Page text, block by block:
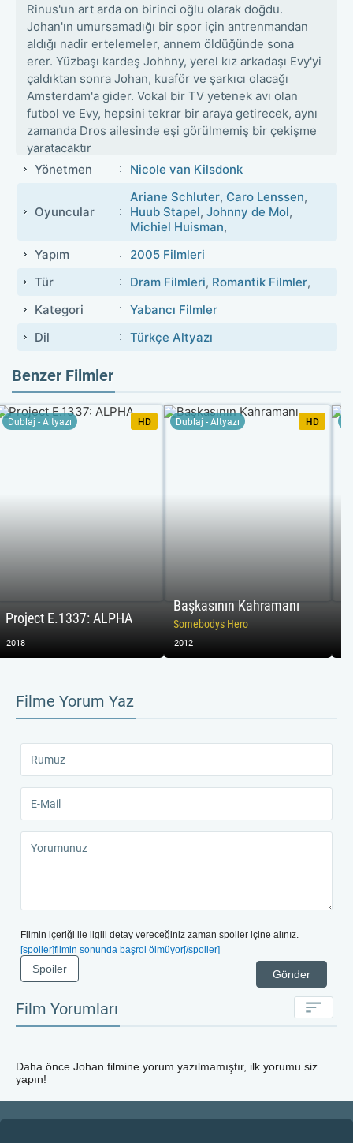
Rinus'un art arda on birinci oğlu olarak doğdu.
Johan'ın umursamadığı bir spor için antrenmandan
aldığı nadir ertelemeler, annem öldüğünde sona
erer. Yüzbaşı kardeş Johhny, yerel kız arkadaşı Evy'yi
çaldıktan sonra Johan, kuaför ve şarkıcı olacağı
Amsterdam'a gider. Vokal bir TV yetenek avı olan
futbol ve Evy, hepsini tekrar bir araya getirecek, aynı
zamanda Dros ailesinde eşi görülmemiş bir çekişme
yaratacaktır
Yönetmen
Nicole van Kilsdonk
Oyuncular
Ariane Schluter, Caro Lenssen,
Huub Stapel, Johnny de Mol,
Michiel Huisman,
Yapım
2005 Filmleri
Tür
Dram Filmleri, Romantik Filmler,
Kategori
Yabancı Filmler
Dil
Türkçe Altyazı
Benzer Filmler
Project E.1337: ALPHA
Dublaj - Altyazı HD
2018
Başkasının Kahramanı
Somebodys Hero
Dublaj - Altyazı HD
2012
Filme Yorum Yaz
Filmin içeriği ile ilgili detay vereceğiniz zaman spoiler içine alınız.
[spoiler]filmin sonunda başrol ölmüyor[/spoiler]
Gönder
Spoiler
Film Yorumları
Daha önce Johan filmine yorum yazılmamıştır, ilk yorumu siz
yapın!